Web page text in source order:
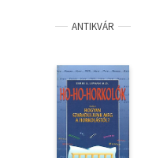
ANTIKVÁR